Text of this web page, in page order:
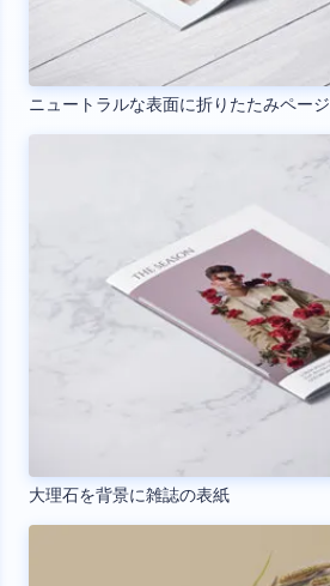
ニュートラルな表面に折りたたみページ
大理石を背景に雑誌の表紙